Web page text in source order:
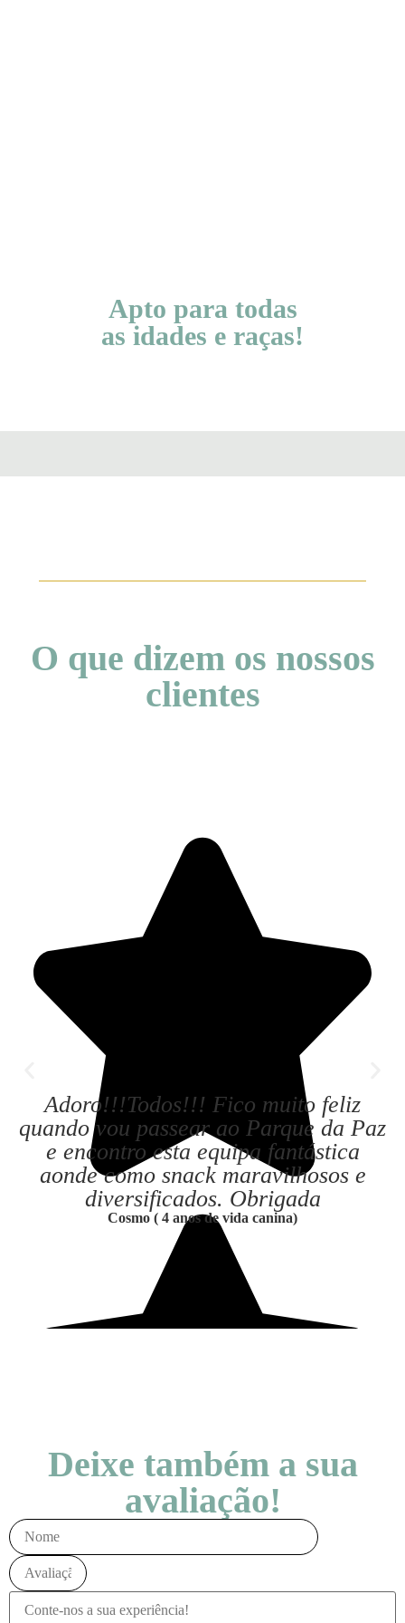
Apto para todas
as idades e raças!
O que dizem os nossos
clientes
Adoro!!!Todos!!! Fico muito feliz
quando vou passear ao Parque da Paz
e encontro esta equipa fantástica
aonde como snack maravilhosos e
diversificados. Obrigada
Cosmo ( 4 anos de vida canina)
Deixe também a sua
avaliação!